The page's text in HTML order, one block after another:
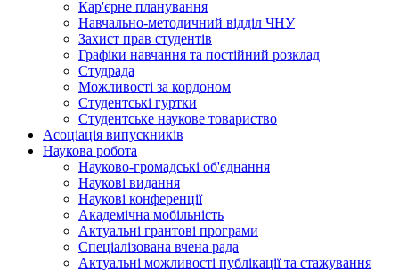
Кар'єрне планування
Навчально-методичний відділ ЧНУ
Захист прав студентів
Графіки навчання та постійний розклад
Студрада
Можливості за кордоном
Студентські гуртки
Студентське наукове товариство
Асоціація випускників
Наукова робота
Науково-громадські об'єднання
Наукові видання
Наукові конференції
Академічна мобільність
Актуальні грантові програми
Спеціалізована вчена рада
Актуальні можливості публікації та стажування